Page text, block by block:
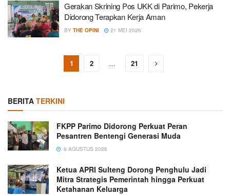
Gerakan Skrining Pos UKK di Parimo, Pekerja
Didorong Terapkan Kerja Aman
BY THE OPINI 21 MEI 2026
1 2 … 21
BERITA TERKINI
FKPP Parimo Didorong Perkuat Peran
Pesantren Bentengi Generasi Muda
6 AGUSTUS 2026
Ketua APRI Sulteng Dorong Penghulu Jadi
Mitra Strategis Pemerintah hingga Perkuat
Ketahanan Keluarga